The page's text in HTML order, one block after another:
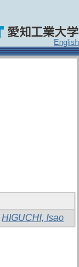
English
HIGUCHI, Isao